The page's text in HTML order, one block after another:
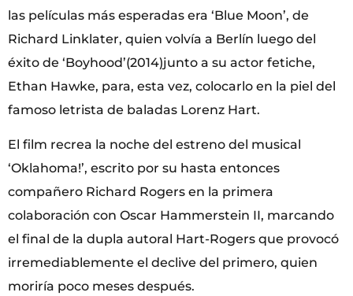
las películas más esperadas era ‘Blue Moon’, de
Richard Linklater, quien volvía a Berlín luego del
éxito de ‘Boyhood’(2014)junto a su actor fetiche,
Ethan Hawke, para, esta vez, colocarlo en la piel del
famoso letrista de baladas Lorenz Hart.
El film recrea la noche del estreno del musical
‘Oklahoma!’, escrito por su hasta entonces
compañero Richard Rogers en la primera
colaboración con Oscar Hammerstein II, marcando
el final de la dupla autoral Hart-Rogers que provocó
irremediablemente el declive del primero, quien
moriría poco meses después.